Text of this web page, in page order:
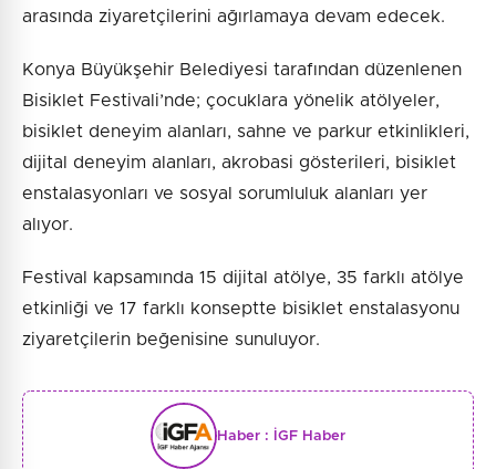
arasında ziyaretçilerini ağırlamaya devam edecek.
Konya Büyükşehir Belediyesi tarafından düzenlenen
Bisiklet Festivali’nde; çocuklara yönelik atölyeler,
bisiklet deneyim alanları, sahne ve parkur etkinlikleri,
dijital deneyim alanları, akrobasi gösterileri, bisiklet
enstalasyonları ve sosyal sorumluluk alanları yer
alıyor.
Festival kapsamında 15 dijital atölye, 35 farklı atölye
etkinliği ve 17 farklı konseptte bisiklet enstalasyonu
ziyaretçilerin beğenisine sunuluyor.
Haber : İGF Haber